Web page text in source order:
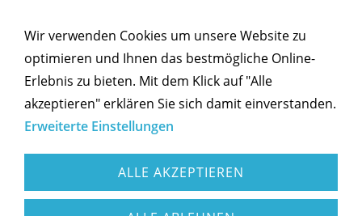
Navigation öffnen
Wir verwenden Cookies um unsere Website zu
optimieren und Ihnen das bestmögliche Online-
Erlebnis zu bieten. Mit dem Klick auf "Alle
akzeptieren" erklären Sie sich damit einverstanden.
Erweiterte Einstellungen
ALLE AKZEPTIEREN